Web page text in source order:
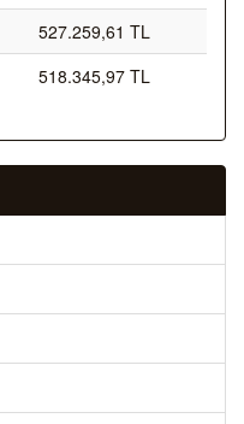
527.259,61 TL
518.345,97 TL